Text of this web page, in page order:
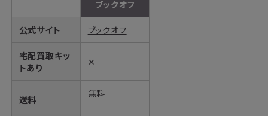
ブックオフ
公式サイト ブックオフ
宅配買取キッ
トあり
✕
送料
無料